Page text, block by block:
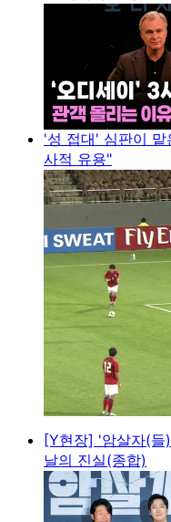
'성 접대' 심판이 맡
사적 유용"
[Y현장] '암살자(들
날의 진실(종합)